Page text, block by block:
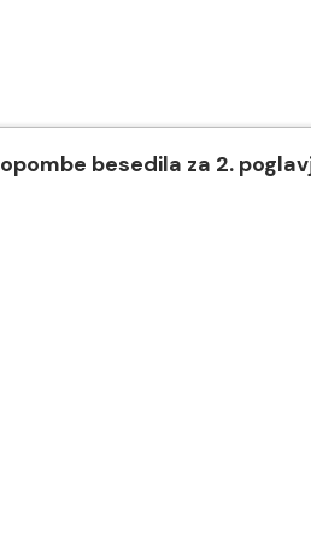
opombe besedila za 2.